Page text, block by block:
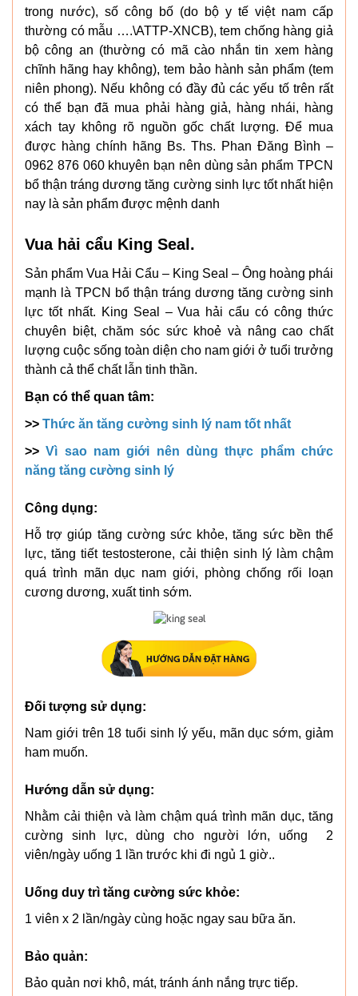
trong nước), số công bố (do bộ y tế việt nam cấp
thường có mẫu ….\ATTP-XNCB), tem chống hàng giả
bộ công an (thường có mã cào nhắn tin xem hàng
chĩnh hãng hay không), tem bảo hành sản phẩm (tem
niên phong). Nếu không có đầy đủ các yếu tố trên rất
có thể bạn đã mua phải hàng giả, hàng nhái, hàng
xách tay không rõ nguồn gốc chất lượng. Để mua
được hàng chính hãng Bs. Ths. Phan Đăng Bình –
0962 876 060 khuyên bạn nên dùng sản phẩm TPCN
bổ thận tráng dương tăng cường sinh lực tốt nhất hiện
nay là sản phẩm được mệnh danh
Vua hải cẩu King Seal.
Sản phẩm Vua Hải Cẩu – King Seal – Ông hoàng phái
mạnh là TPCN bổ thận tráng dương tăng cường sinh
lực tốt nhất. King Seal – Vua hải cẩu có công thức
chuyên biệt, chăm sóc sức khoẻ và nâng cao chất
lượng cuộc sống toàn diện cho nam giới ở tuổi trưởng
thành cả thể chất lẫn tinh thần.
Bạn có thể quan tâm:
>> Thức ăn tăng cường sinh lý nam tốt nhất
>>Vì sao nam giới nên dùng thực phẩm chức
năng tăng cường sinh lý
Công dụng:
Hỗ trợ giúp tăng cường sức khỏe, tăng sức bền thể
lực, tăng tiết testosterone, cải thiện sinh lý làm chậm
quá trình mãn dục nam giới, phòng chống rối loạn
cương dương, xuất tinh sớm.
Đối tượng sử dụng:
Nam giới trên 18 tuổi sinh lý yếu, mãn dục sớm, giảm
ham muốn.
Hướng dẫn sử dụng:
Nhằm cải thiện và làm chậm quá trình mãn dục, tăng
cường sinh lực, dùng cho người lớn, uống 2
viên/ngày uống 1 lần trước khi đi ngủ 1 giờ..
Uống duy trì tăng cường sức khỏe:
1 viên x 2 lần/ngày cùng hoặc ngay sau bữa ăn.
Bảo quản:
Bảo quản nơi khô, mát, tránh ánh nắng trực tiếp.